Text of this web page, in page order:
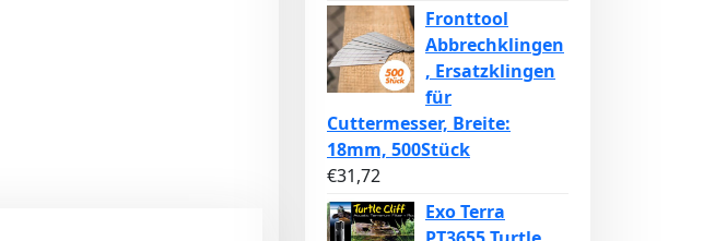
Fronttool
Abbrechklingen
, Ersatzklingen
für
Cuttermesser, Breite:
18mm, 500Stück
€31,72
Exo Terra